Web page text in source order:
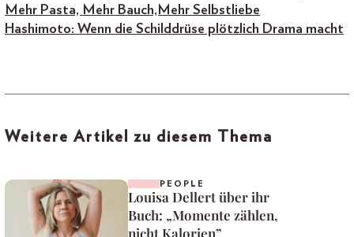
Mehr Pasta, Mehr Bauch, Mehr Selbstliebe
Hashimoto: Wenn die Schilddrüse plötzlich Drama macht
Weitere Artikel zu diesem Thema
PEOPLE
Louisa Dellert über ihr
Buch: „Momente zählen,
nicht Kalorien”